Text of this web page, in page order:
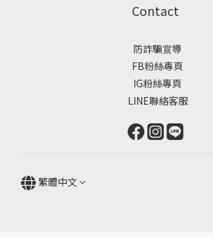
Contact
防詐騙宣導
FB粉絲專頁
IG粉絲專頁
LINE聯絡客服
繁體中文